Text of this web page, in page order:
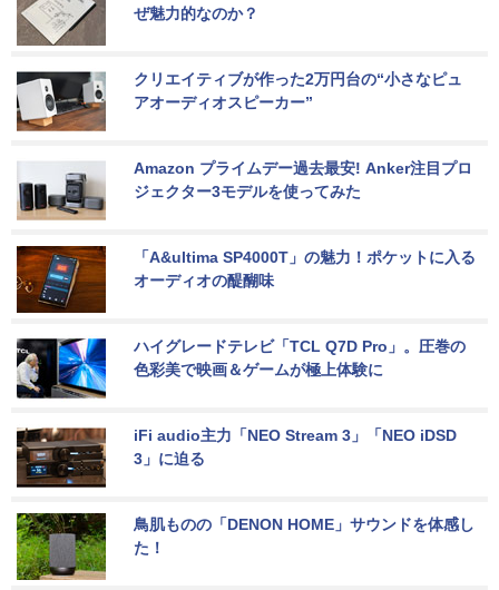
ぜ魅力的なのか？
クリエイティブが作った2万円台の“小さなピュ
アオーディオスピーカー”
Amazon プライムデー過去最安! Anker注目プロ
ジェクター3モデルを使ってみた
「A&ultima SP4000T」の魅力！ポケットに入る
オーディオの醍醐味
ハイグレードテレビ「TCL Q7D Pro」。圧巻の
色彩美で映画＆ゲームが極上体験に
iFi audio主力「NEO Stream 3」「NEO iDSD
3」に迫る
鳥肌ものの「DENON HOME」サウンドを体感し
た！